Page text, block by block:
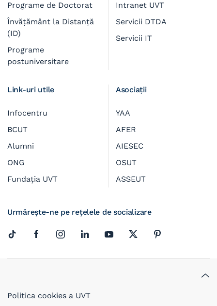
Programe de Doctorat
Învățământ la Distanță
(ID)
Programe
postuniversitare
Intranet UVT
Servicii DTDA
Servicii IT
Link-uri utile
Infocentru
BCUT
Alumni
ONG
Fundația UVT
Asociații
YAA
AFER
AIESEC
OSUT
ASSEUT
Urmărește-ne pe rețelele de socializare
Politica cookies a UVT